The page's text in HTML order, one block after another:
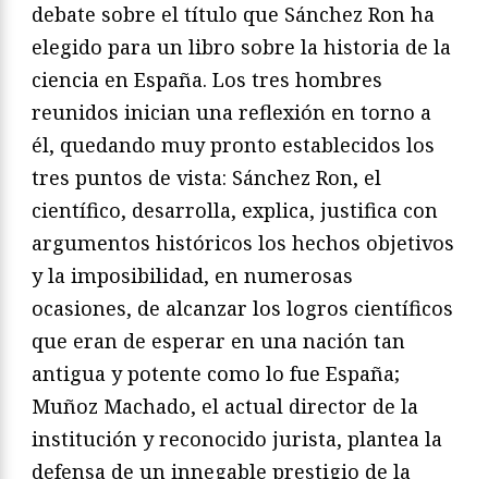
debate sobre el título que Sánchez Ron ha
elegido para un libro sobre la historia de la
ciencia en España. Los tres hombres
reunidos inician una reflexión en torno a
él, quedando muy pronto establecidos los
tres puntos de vista: Sánchez Ron, el
científico, desarrolla, explica, justifica con
argumentos históricos los hechos objetivos
y la imposibilidad, en numerosas
ocasiones, de alcanzar los logros científicos
que eran de esperar en una nación tan
antigua y potente como lo fue España;
Muñoz Machado, el actual director de la
institución y reconocido jurista, plantea la
defensa de un innegable prestigio de la